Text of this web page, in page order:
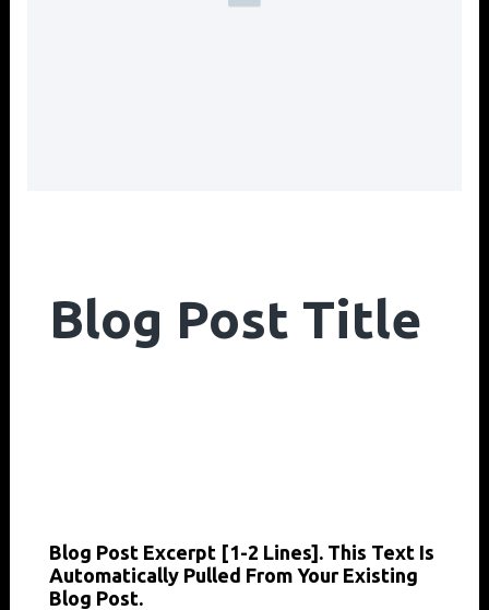
Blog Post Title
Blog Post Excerpt [1-2 Lines]. This Text Is
Automatically Pulled From Your Existing
Blog Post.